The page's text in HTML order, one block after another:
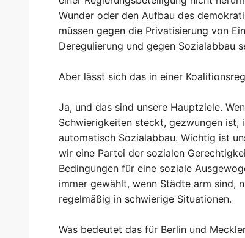
Wunder oder den Aufbau des
müssen gegen die Privatisierung von
Deregulierung und gegen Sozialabbau
Aber lässt sich das in einer
Ja, und das sind unsere Hauptziele.
Schwierigkeiten steckt, gezwungen ist,
automatisch Sozialabbau. Wichtig ist
wir eine Partei der sozialen
Bedingungen für eine soziale
immer gewählt, wenn Städte arm sind,
regelmäßig in schwierige Situationen.
Was bedeutet das für Berlin und